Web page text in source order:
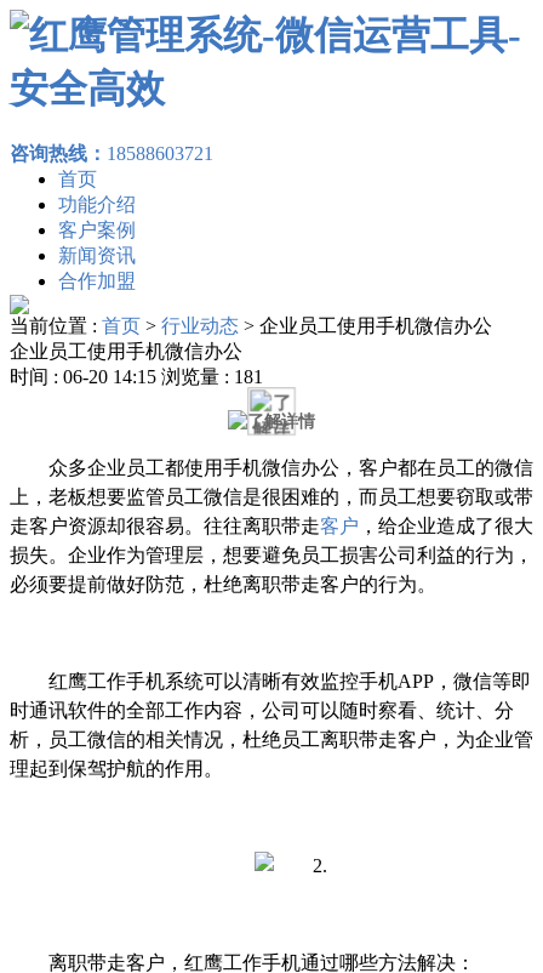
咨询热线： 18588603721
首页
功能介绍
客户案例
新闻资讯
合作加盟
当前位置 : 首页 > 行业动态 > 企业员工使用手机微信办公
企业员工使用手机微信办公
时间 : 06-20 14:15 浏览量 : 181
众多企业员工都使用手机微信办公 ，客户都在员工的微信
上， 老板想要监管员工微信是很困难的 ， 而员工想要窃取或带
走客户资源却很容易。 往往离职带走客户 ，给企业造成了很大
损失。企业作为管理层，想要避免员工损害公司利益的行为，
必须要提前做好防范 ，杜绝离职带走客户的行为。
红鹰工作手机系统可以清晰有效监控手机APP，微信等即
时通讯软件的全部工作内容，公司可以随时察看、统计、分
析，员工微信的相关情况，杜绝员工离职带走客户 ，为企业管
理起到保驾护航的作用。
离职带走客户 ，红鹰工作手机通过哪些方法解决：